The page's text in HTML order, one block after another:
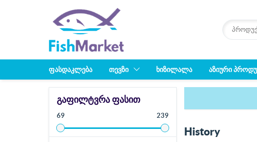
ᲤᲐᲡᲓᲐᲙᲚᲔᲑᲐ ᲗᲔᲕᲖᲘ ᲮᲘᲖᲘᲚᲐᲚᲐ ᲐᲖᲘᲣᲠᲘ
ᲒᲐᲤᲘᲚᲢᲕᲠᲐ ᲤᲐᲡᲘᲗ
69 239
History